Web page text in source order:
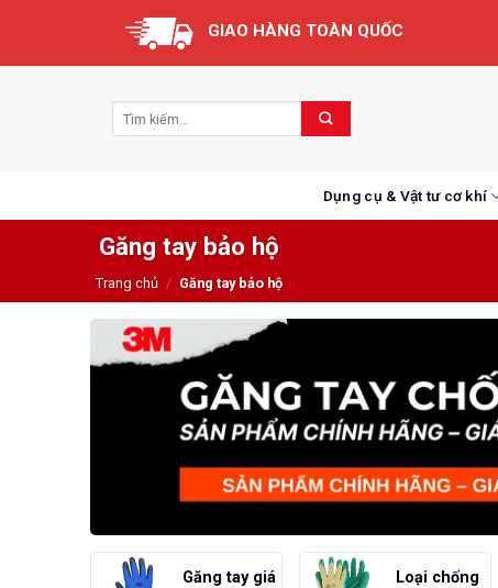
content
GIAO HÀNG TOÀN QUỐC
Dụng cụ & Vật tư cơ khí
Găng tay bảo hộ
Trang chủ / Găng tay bảo hộ
Găng tay giá
Loại chống